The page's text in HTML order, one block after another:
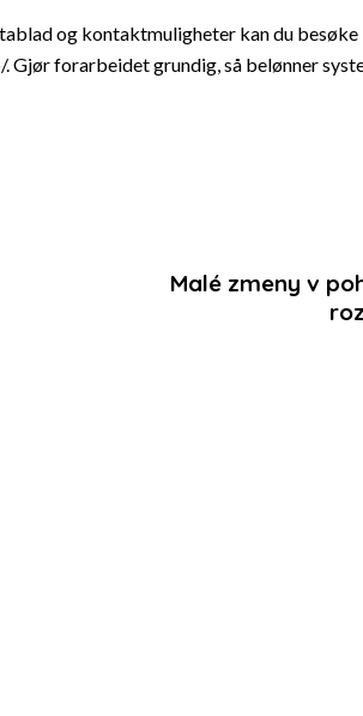
og kontaktmuligheter kan du besøke
. Gjør forarbeidet grundig, så belønner
Malé zmeny v